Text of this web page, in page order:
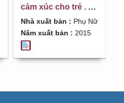
cảm xúc cho trẻ . T.6
, Mình cũng có huy
hiệu ngôi sao
Nhà xuất bản : Phụ Nữ
Năm xuất bản : 2015